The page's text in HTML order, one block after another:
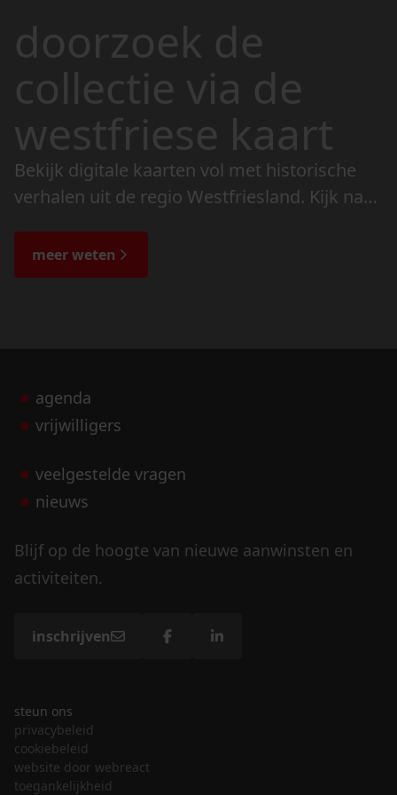
doorzoek de
collectie via de
westfriese kaart
Bekijk digitale kaarten vol met historische
verhalen uit de regio Westfriesland. Kijk naar
de bijzondere verhalen.
meer weten
agenda
vrijwilligers
veelgestelde vragen
nieuws
Blijf op de hoogte van nieuwe aanwinsten en
activiteiten.
inschrijven
steun ons
privacybeleid
cookiebeleid
website door webreact
toegankelijkheid